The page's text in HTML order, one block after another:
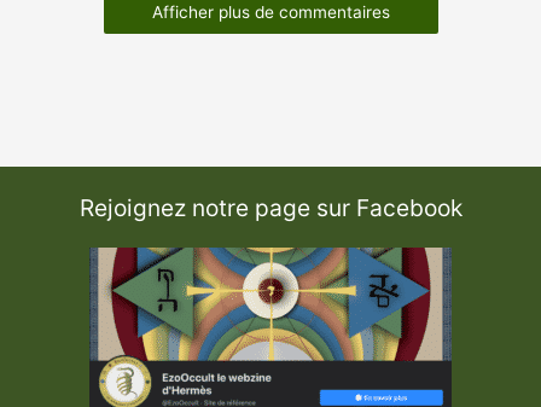
Afficher plus de commentaires
Rejoignez notre page sur Facebook